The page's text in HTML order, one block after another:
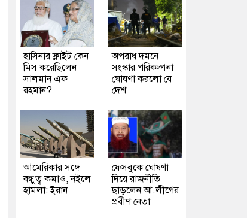
হাসিনার ফ্লাইট কেন
মিস করেছিলেন
সালমান এফ
রহমান?
অপরাধ দমনে
সংস্কার পরিকল্পনা
ঘোষণা করলো যে
দেশ
আমেরিকার সঙ্গে
বন্ধুত্ব কমাও, নইলে
হামলা: ইরান
ফেসবুকে ঘোষণা
দিয়ে রাজনীতি
ছাড়লেন আ.লীগের
প্রবীণ নেতা